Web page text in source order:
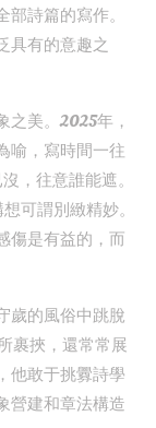
詩篇的寫作。
具有的意趣之
之美。2025年，
喻，寫時間一往
，往意誰能遮。
可謂別緻精妙。
傷是有益的，而
歲的風俗中跳脫
裹挾，還常常展
他敢于挑釁詩學
營建和章法構造